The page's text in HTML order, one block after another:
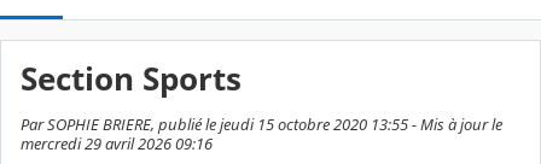
Section Sports
Par SOPHIE BRIERE, publié le jeudi 15 octobre 2020 13:55 - Mis à jour le
mercredi 29 avril 2026 09:16